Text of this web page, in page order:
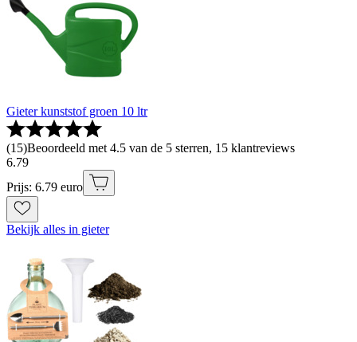
Gieter kunststof groen 10 ltr
(15)Beoordeeld met 4.5 van de 5 sterren, 15 klantreviews
6.79
Prijs: 6.79 euro
Bekijk alles in gieter